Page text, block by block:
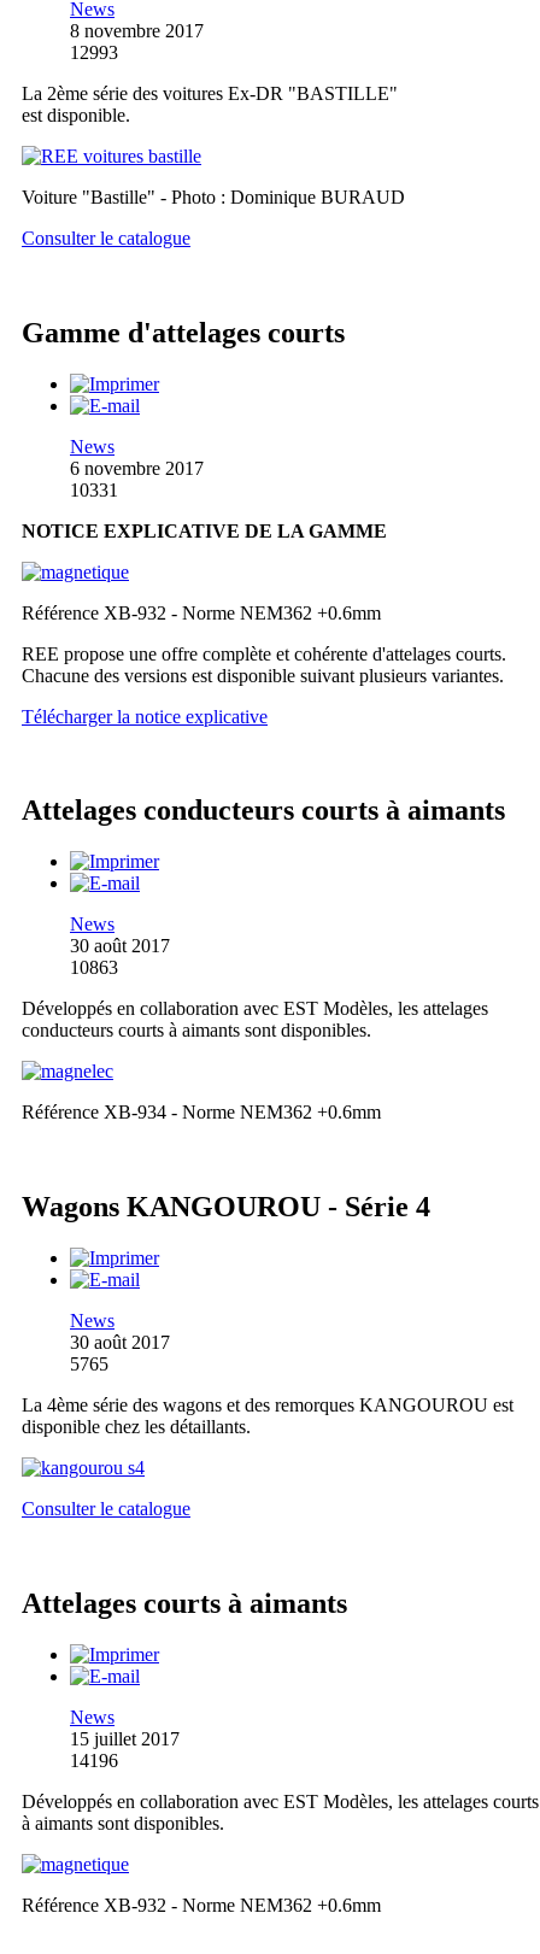
News
8 novembre 2017
12993
La 2ème série des voitures Ex-DR "BASTILLE"
est disponible.
Voiture "Bastille" - Photo : Dominique BURAUD
Consulter le catalogue
Gamme d'attelages courts
News
6 novembre 2017
10331
NOTICE EXPLICATIVE DE LA GAMME
Référence XB-932 - Norme NEM362 +0.6mm
REE propose une offre complète et cohérente d'attelages courts.
Chacune des versions est disponible suivant plusieurs variantes.
Télécharger la notice explicative
Attelages conducteurs courts à aimants
News
30 août 2017
10863
Développés en collaboration avec EST Modèles, les attelages
conducteurs courts à aimants sont disponibles.
Référence XB-934 - Norme NEM362 +0.6mm
Wagons KANGOUROU - Série 4
News
30 août 2017
5765
La 4ème série des wagons et des remorques KANGOUROU est
disponible chez les détaillants.
Consulter le catalogue
Attelages courts à aimants
News
15 juillet 2017
14196
Développés en collaboration avec EST Modèles, les attelages courts
à aimants sont disponibles.
Référence XB-932 - Norme NEM362 +0.6mm